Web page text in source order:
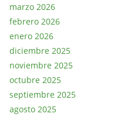
marzo 2026
febrero 2026
enero 2026
diciembre 2025
noviembre 2025
octubre 2025
septiembre 2025
agosto 2025